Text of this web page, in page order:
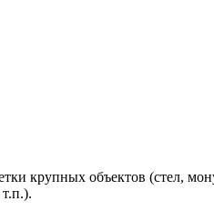
крупных объектов (стел,